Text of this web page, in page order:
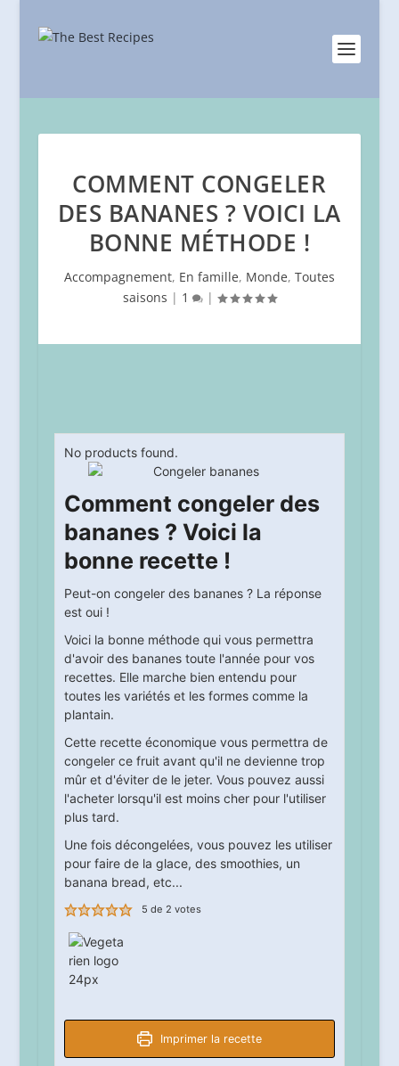
COMMENT CONGELER
DES BANANES ? VOICI LA
BONNE MÉTHODE !
Accompagnement, En famille, Monde, Toutes
saisons | 1 |
No products found.
Comment congeler des
bananes ? Voici la
bonne recette !
Peut-on congeler des bananes ? La réponse
est oui !
Voici la bonne méthode qui vous permettra
d'avoir des bananes toute l'année pour vos
recettes. Elle marche bien entendu pour
toutes les variétés et les formes comme la
plantain.
Cette recette économique vous permettra de
congeler ce fruit avant qu'il ne devienne trop
mûr et d'éviter de le jeter. Vous pouvez aussi
l'acheter lorsqu'il est moins cher pour l'utiliser
plus tard.
Une fois décongelées, vous pouvez les utiliser
pour faire de la glace, des smoothies, un
banana bread, etc...
5 de 2 votes
Imprimer la recette